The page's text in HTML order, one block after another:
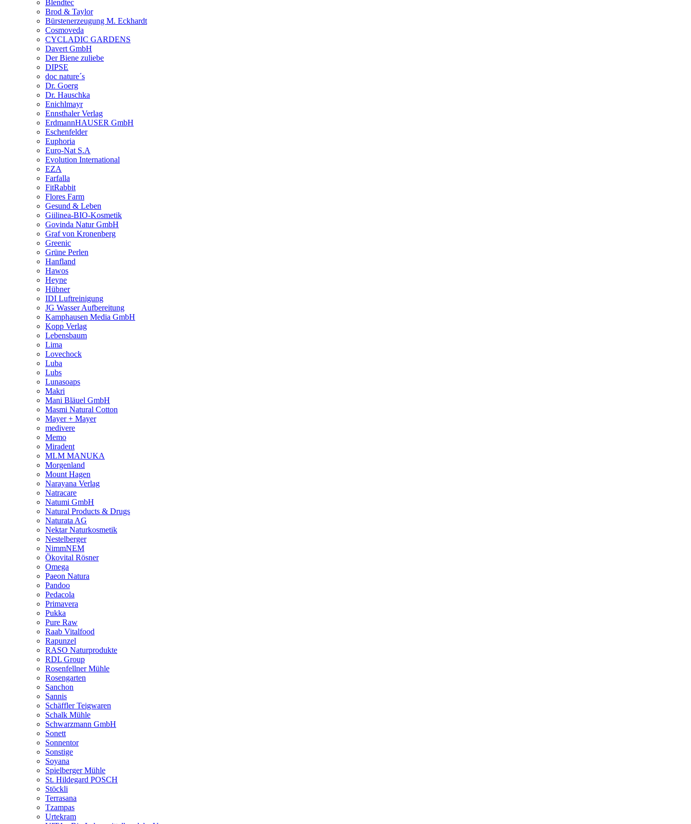
Blendtec
Brod & Taylor
Bürstenerzeugung M. Eckhardt
Cosmoveda
CYCLADIC GARDENS
Davert GmbH
Der Biene zuliebe
DIPSE
doc nature´s
Dr. Goerg
Dr. Hauschka
Enichlmayr
Ennsthaler Verlag
ErdmannHAUSER GmbH
Eschenfelder
Euphoria
Euro-Nat S.A
Evolution International
EZA
Farfalla
FitRabbit
Flores Farm
Gesund & Leben
Giilinea-BIO-Kosmetik
Govinda Natur GmbH
Graf von Kronenberg
Greenic
Grüne Perlen
Hanfland
Hawos
Heyne
Hübner
IDI Luftreinigung
JG Wasser Aufbereitung
Kamphausen Media GmbH
Kopp Verlag
Lebensbaum
Lima
Lovechock
Luba
Lubs
Lunasoaps
Makri
Mani Bläuel GmbH
Masmi Natural Cotton
Mayer + Mayer
medivere
Memo
Miradent
MLM MANUKA
Morgenland
Mount Hagen
Narayana Verlag
Natracare
Natumi GmbH
Natural Products & Drugs
Naturata AG
Nektar Naturkosmetik
Nestelberger
NimmNEM
Ökovital Rösner
Omega
Paeon Natura
Pandoo
Pedacola
Primavera
Pukka
Pure Raw
Raab Vitalfood
Rapunzel
RASO Naturprodukte
RDL Group
Rosenfellner Mühle
Rosengarten
Sanchon
Sannis
Schäffler Teigwaren
Schalk Mühle
Schwarzmann GmbH
Sonett
Sonnentor
Sonstige
Soyana
Spielberger Mühle
St. Hildegard POSCH
Stöckli
Terrasana
Tzampas
Urtekram